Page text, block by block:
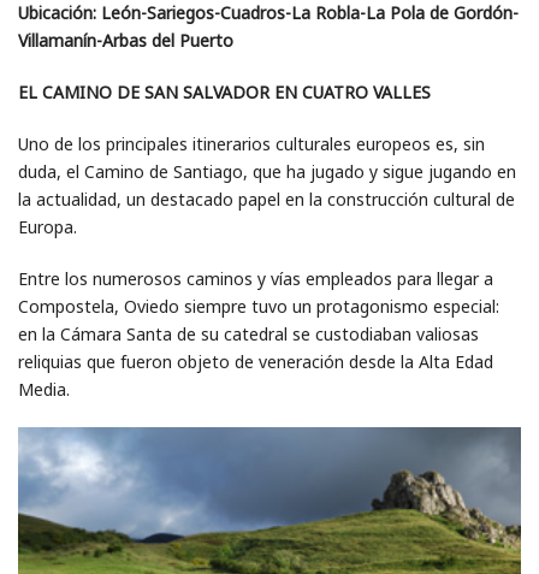
Ubicación: León-Sariegos-Cuadros-La Robla-La Pola de Gordón-
Villamanín-Arbas del Puerto
EL CAMINO DE SAN SALVADOR EN CUATRO VALLES
Uno de los principales itinerarios culturales europeos es, sin
duda, el Camino de Santiago, que ha jugado y sigue jugando en
la actualidad, un destacado papel en la construcción cultural de
Europa.
Entre los numerosos caminos y vías empleados para llegar a
Compostela, Oviedo siempre tuvo un protagonismo especial:
en la Cámara Santa de su catedral se custodiaban valiosas
reliquias que fueron objeto de veneración desde la Alta Edad
Media.